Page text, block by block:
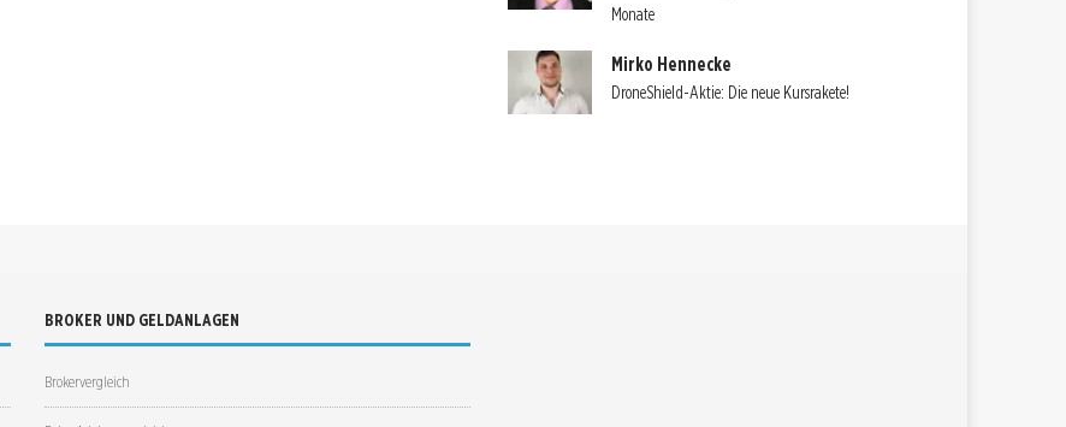
Monate
Mirko Hennecke
DroneShield-Aktie: Die neue Kursrakete!
BROKER UND GELDANLAGEN
Brokervergleich